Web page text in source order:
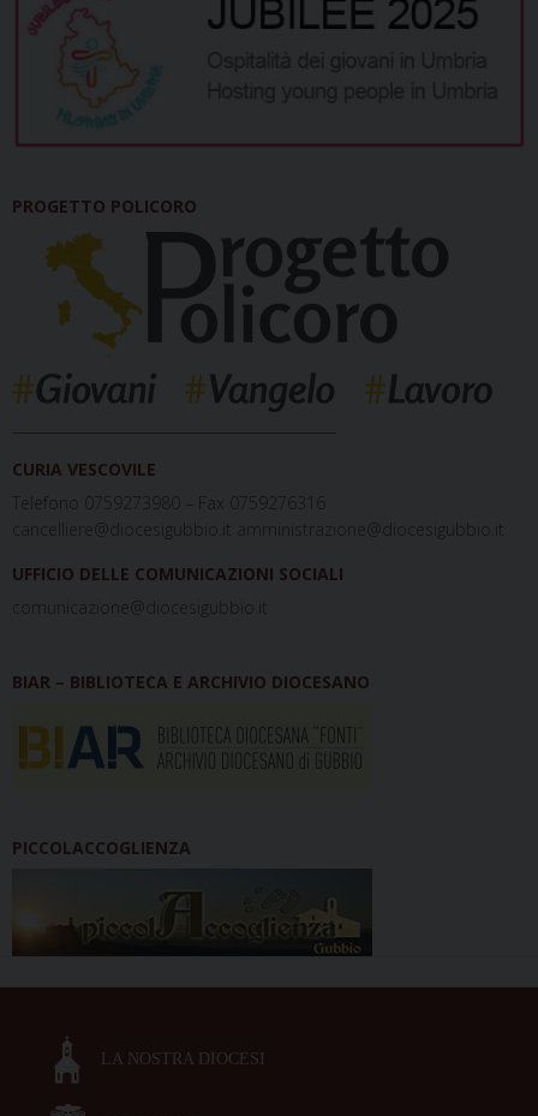
PROGETTO POLICORO
CURIA VESCOVILE
Telefono 0759273980 – Fax 0759276316
cancelliere@diocesigubbio.it amministrazione@diocesigubbio.it
UFFICIO DELLE COMUNICAZIONI SOCIALI
comunicazione@diocesigubbio.it
BIAR – BIBLIOTECA E ARCHIVIO DIOCESANO
PICCOLACCOGLIENZA
LA NOSTRA DIOCESI